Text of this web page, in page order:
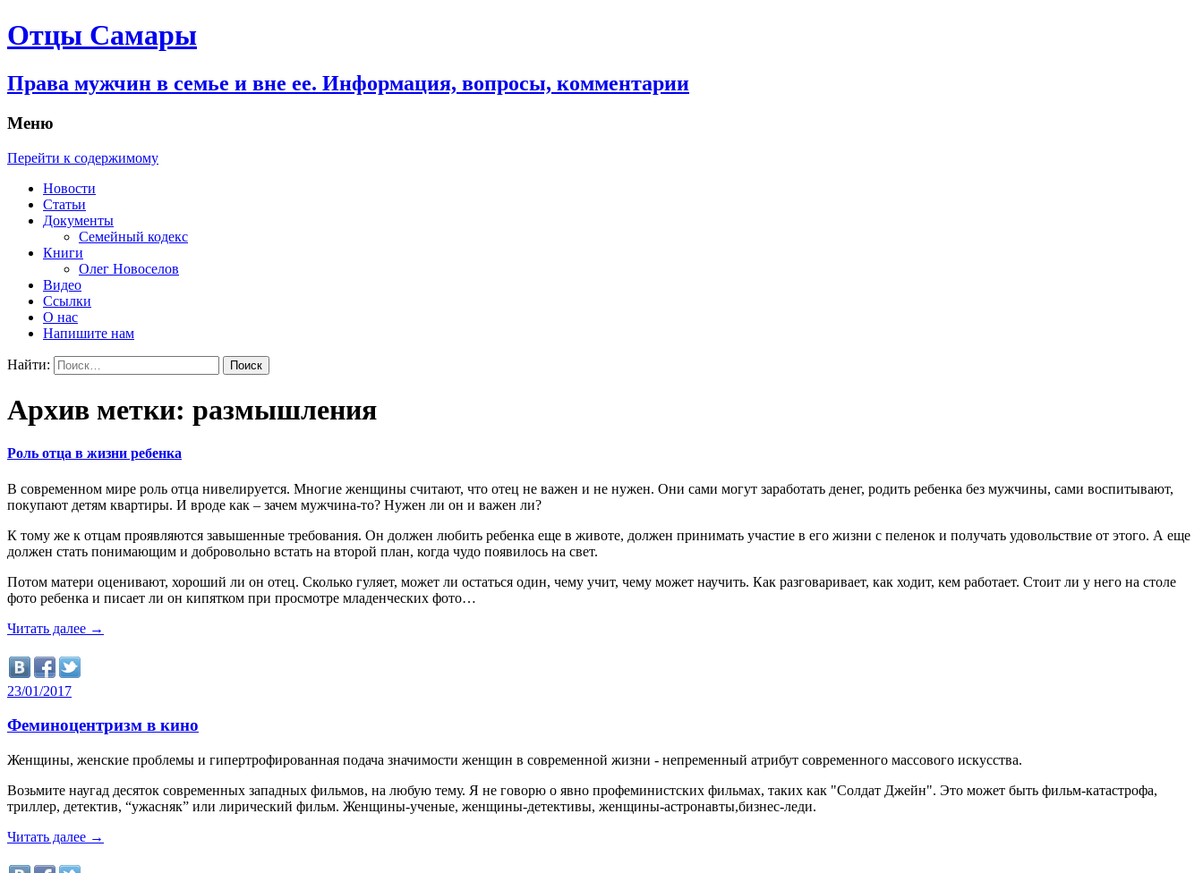
Отцы Самары
Права мужчин в семье и вне ее. Информация, вопросы, комментарии
Меню
Перейти к содержимому
Новости
Статьи
Документы
Семейный кодекс
Книги
Олег Новоселов
Видео
Ссылки
О нас
Напишите нам
Найти:
Архив метки: размышления
Роль отца в жизни ребенка
В современном мире роль отца нивелируется. Многие женщины считают, что отец не важен и не нужен. Они сами могут заработать денег, родить ребенка без мужчины, сами воспитывают,
покупают детям квартиры. И вроде как – зачем мужчина-то? Нужен ли он и важен ли?
К тому же к отцам проявляются завышенные требования. Он должен любить ребенка еще в животе, должен принимать участие в его жизни с пеленок и получать удовольствие от этого. А еще
должен стать понимающим и добровольно встать на второй план, когда чудо появилось на свет.
Потом матери оценивают, хороший ли он отец. Сколько гуляет, может ли остаться один, чему учит, чему может научить. Как разговаривает, как ходит, кем работает. Стоит ли у него на столе
фото ребенка и писает ли он кипятком при просмотре младенческих фото…
Читать далее →
23/01/2017
Феминоцентризм в кино
Женщины, женские проблемы и гипертрофированная подача значимости женщин в современной жизни - непременный атрибут современного массового искусства.
Возьмите наугад десяток современных западных фильмов, на любую тему. Я не говорю о явно профеминистских фильмах, таких как "Солдат Джейн". Это может быть фильм-катастрофа,
триллер, детектив, “ужасняк” или лирический фильм. Женщины-ученые, женщины-детективы, женщины-астронавты,бизнес-леди.
Читать далее →